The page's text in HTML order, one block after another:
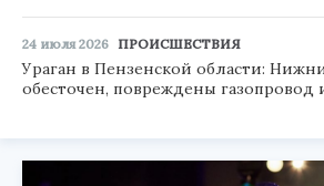
24 июля 2026 ПРОИСШЕСТВИЯ
Ураган в Пензенской области:
обесточен, повреждены